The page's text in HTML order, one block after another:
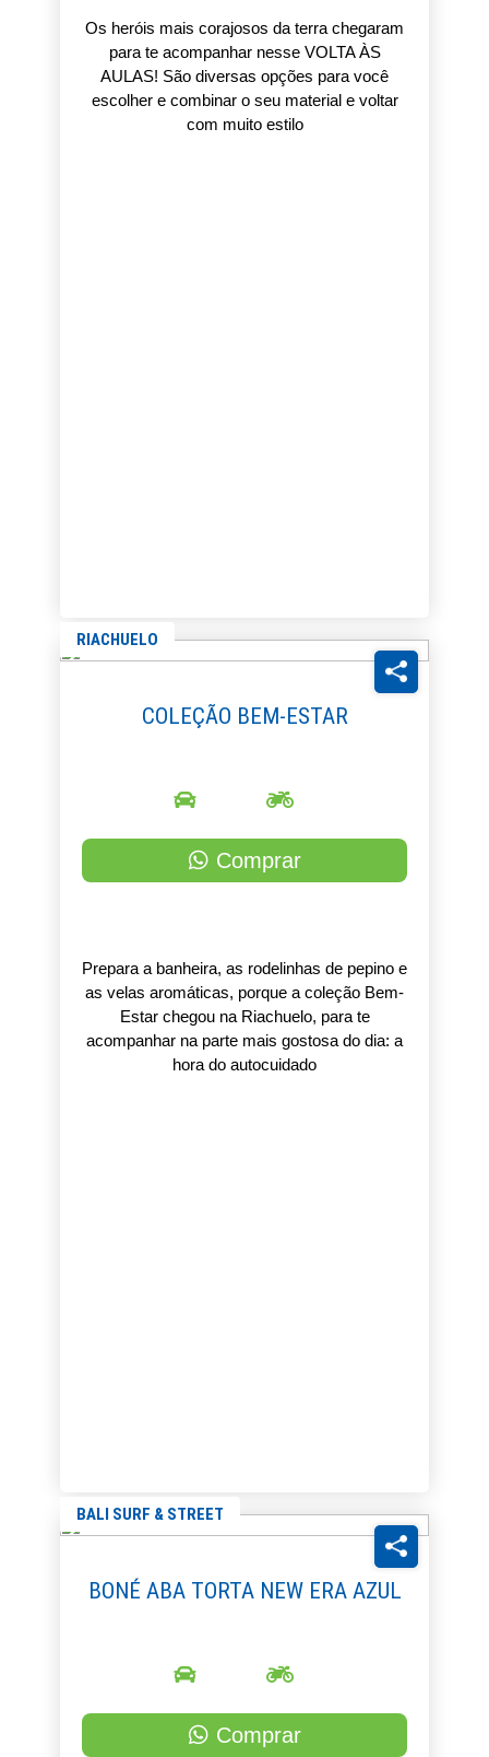
Os heróis mais corajosos da terra chegaram
para te acompanhar nesse VOLTA ÀS
AULAS! São diversas opções para você
escolher e combinar o seu material e voltar
com muito estilo
RIACHUELO
COLEÇÃO BEM-ESTAR
Comprar
Prepara a banheira, as rodelinhas de pepino e
as velas aromáticas, porque a coleção Bem-
Estar chegou na Riachuelo, para te
acompanhar na parte mais gostosa do dia: a
hora do autocuidado
BALI SURF & STREET
BONÉ ABA TORTA NEW ERA AZUL
Comprar